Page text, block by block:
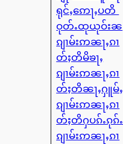
ရုင်ႇဢေႃႇပတိ
ဝုတ်ႉထုယုဝ်းၼ
ၵျၢမ်းဢၼႃႇၵၢ
တ်ႈတိမိၶႃႇ
ၵျၢမ်းဢၼႃႇၵၢ
တ်ႈတိၼႃႇႁူမ်ႇ
ၵျၢမ်းဢၼႃႇၵၢ
တ်ႈတိႁပၵ်ႉၵုၵ်ႉ
ၵျၢမ်းဢၼႃႇၵၢ